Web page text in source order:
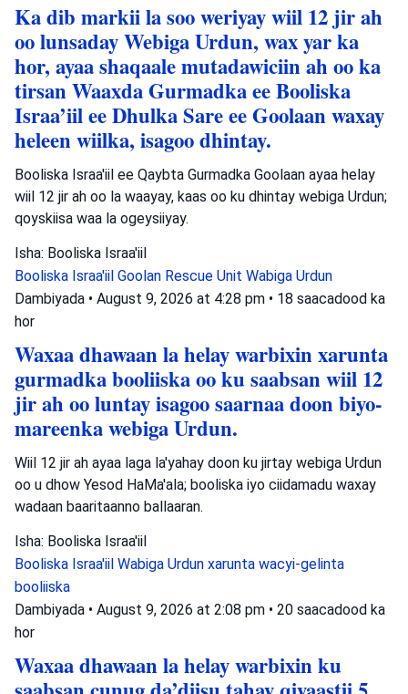
Ka dib markii la soo weriyay wiil 12 jir ah
oo lunsaday Webiga Urdun, wax yar ka
hor, ayaa shaqaale mutadawiciin ah oo ka
tirsan Waaxda Gurmadka ee Booliska
Israa’iil ee Dhulka Sare ee Goolaan waxay
heleen wiilka, isagoo dhintay.
Booliska Israa'iil ee Qaybta Gurmadka Goolaan ayaa helay
wiil 12 jir ah oo la waayay, kaas oo ku dhintay webiga Urdun;
qoyskiisa waa la ogeysiiyay.
Isha: Booliska Israa'iil
Booliska Israa'iil Goolan Rescue Unit Wabiga Urdun
Dambiyada • August 9, 2026 at 4:28 pm • 18 saacadood ka
hor
Waxaa dhawaan la helay warbixin xarunta
gurmadka booliiska oo ku saabsan wiil 12
jir ah oo luntay isagoo saarnaa doon biyo-
mareenka webiga Urdun.
Wiil 12 jir ah ayaa laga la'yahay doon ku jirtay webiga Urdun
oo u dhow Yesod HaMa'ala; booliska iyo ciidamadu waxay
wadaan baaritaanno ballaaran.
Isha: Booliska Israa'iil
Booliska Israa'iil Wabiga Urdun xarunta wacyi-gelinta
booliiska
Dambiyada • August 9, 2026 at 2:08 pm • 20 saacadood ka
hor
Waxaa dhawaan la helay warbixin ku